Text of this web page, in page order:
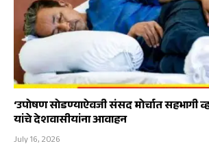
‘उपोषण सोडण्याऐवजी संसद मोर्चात सहभागी
यांचे देशवासीयांना आवाहन
July 16, 2026